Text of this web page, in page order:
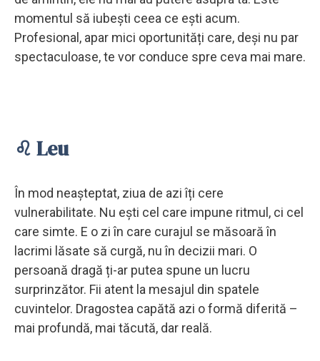
momentul să iubești ceea ce ești acum.
Profesional, apar mici oportunități care, deși nu par
spectaculoase, te vor conduce spre ceva mai mare.
♌ Leu
În mod neașteptat, ziua de azi îți cere
vulnerabilitate. Nu ești cel care impune ritmul, ci cel
care simte. E o zi în care curajul se măsoară în
lacrimi lăsate să curgă, nu în decizii mari. O
persoană dragă ți-ar putea spune un lucru
surprinzător. Fii atent la mesajul din spatele
cuvintelor. Dragostea capătă azi o formă diferită –
mai profundă, mai tăcută, dar reală.